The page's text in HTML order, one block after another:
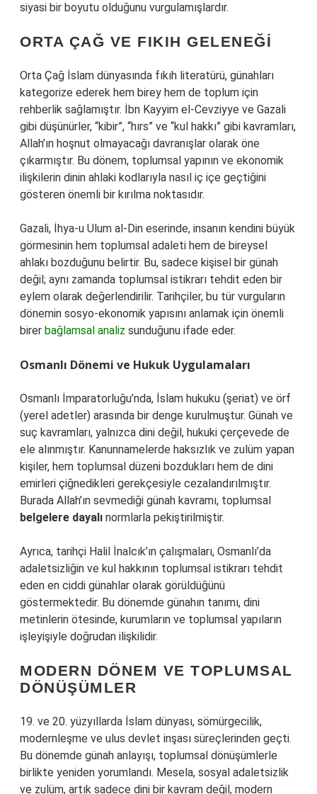
siyasi bir boyutu olduğunu vurgulamışlardır.
ORTA ÇAĞ VE FIKIH GELENEĞI
Orta Çağ İslam dünyasında fıkıh literatürü, günahları
kategorize ederek hem birey hem de toplum için
rehberlik sağlamıştır. İbn Kayyim el-Cevziyye ve Gazali
gibi düşünürler, “kibir”, “hırs” ve “kul hakkı” gibi kavramları,
Allah’ın hoşnut olmayacağı davranışlar olarak öne
çıkarmıştır. Bu dönem, toplumsal yapının ve ekonomik
ilişkilerin dinin ahlaki kodlarıyla nasıl iç içe geçtiğini
gösteren önemli bir kırılma noktasıdır.
Gazali, İhya-u Ulum al-Din eserinde, insanın kendini büyük
görmesinin hem toplumsal adaleti hem de bireysel
ahlakı bozduğunu belirtir. Bu, sadece kişisel bir günah
değil; aynı zamanda toplumsal istikrarı tehdit eden bir
eylem olarak değerlendirilir. Tarihçiler, bu tür vurguların
dönemin sosyo-ekonomik yapısını anlamak için önemli
birer bağlamsal analiz sunduğunu ifade eder.
Osmanlı Dönemi ve Hukuk Uygulamaları
Osmanlı İmparatorluğu’nda, İslam hukuku (şeriat) ve örf
(yerel adetler) arasında bir denge kurulmuştur. Günah ve
suç kavramları, yalnızca dini değil, hukuki çerçevede de
ele alınmıştır. Kanunnamelerde haksızlık ve zulüm yapan
kişiler, hem toplumsal düzeni bozdukları hem de dini
emirleri çiğnedikleri gerekçesiyle cezalandırılmıştır.
Burada Allah’ın sevmediği günah kavramı, toplumsal
belgelere dayalı normlarla pekiştirilmiştir.
Ayrıca, tarihçi Halil İnalcık’ın çalışmaları, Osmanlı’da
adaletsizliğin ve kul hakkının toplumsal istikrarı tehdit
eden en ciddi günahlar olarak görüldüğünü
göstermektedir. Bu dönemde günahın tanımı, dini
metinlerin ötesinde, kurumların ve toplumsal yapıların
işleyişiyle doğrudan ilişkilidir.
MODERN DÖNEM VE TOPLUMSAL
DÖNÜŞÜMLER
19. ve 20. yüzyıllarda İslam dünyası, sömürgecilik,
modernleşme ve ulus devlet inşası süreçlerinden geçti.
Bu dönemde günah anlayışı, toplumsal dönüşümlerle
birlikte yeniden yorumlandı. Mesela, sosyal adaletsizlik
ve zulüm, artık sadece dini bir kavram değil, modern